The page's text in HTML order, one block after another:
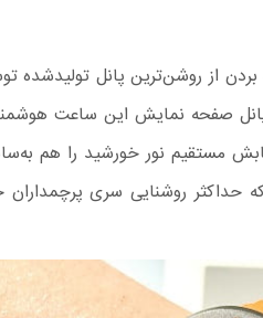
بردن از روشن‌ترین پانل
مستقیم نور خورشید را هم
حداکثر روشنایی سری پرچمداران